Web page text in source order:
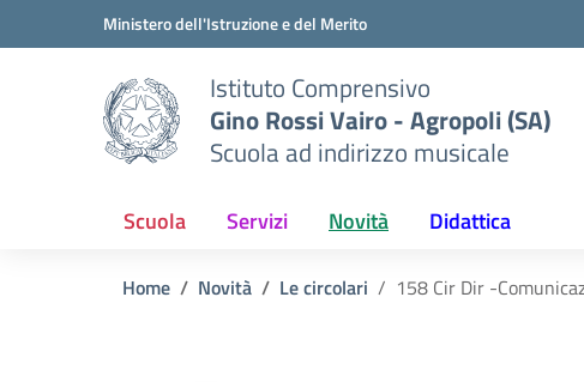
Vai ai contenuti
Vai al menu di navigazioneMinistero dell'Istruzione e del Merito
Istituto Comprensivo
Gino Rossi Vairo - Agropoli (SA)
Scuola ad indirizzo musicale
Scuola Servizi Novità Didattica
Home Novità Le circolari 158 Cir Dir -